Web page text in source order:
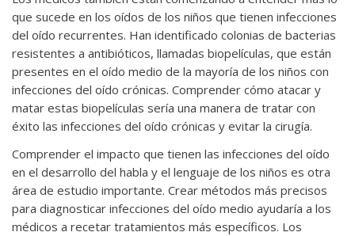
que sucede en los oídos de los niños que tienen infecciones
del oído recurrentes. Han identificado colonias de bacterias
resistentes a antibióticos, llamadas biopelículas, que están
presentes en el oído medio de la mayoría de los niños con
infecciones del oído crónicas. Comprender cómo atacar y
matar estas biopelículas sería una manera de tratar con
éxito las infecciones del oído crónicas y evitar la cirugía.
Comprender el impacto que tienen las infecciones del oído
en el desarrollo del habla y el lenguaje de los niños es otra
área de estudio importante. Crear métodos más precisos
para diagnosticar infecciones del oído medio ayudaría a los
médicos a recetar tratamientos más específicos. Los